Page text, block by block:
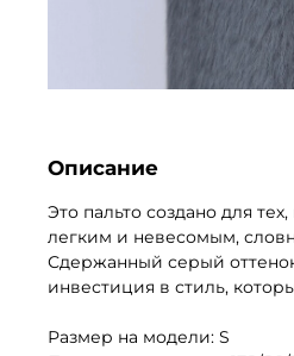
Описание
Это пальто создано для
легким и невесомым,
Сдержанный серый
инвестиция в стиль,
Размер на модели: S